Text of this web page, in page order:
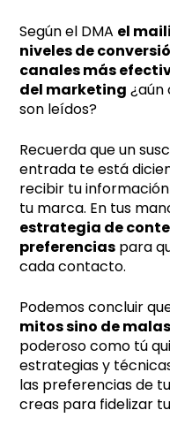
Según el DMA el
niveles de
canales más
del marketing ¿aún
son leídos?
Recuerda que un
entrada te está
recibir tu
tu marca. En tus
estrategia de
preferencias para
cada contacto.
Podemos concluir
mitos sino de
poderoso como tú
estrategias y
las preferencias de
creas para fidelizar